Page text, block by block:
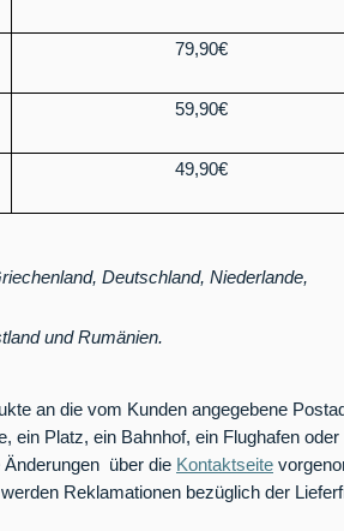
79,90€
59,90€
49,90€
Deutschland, Niederlande,
und Rumänien.
an die vom Kunden angegebene
ein Platz, ein Bahnhof, ein Flughafen oder
Änderungen über die Kontaktseite
Reklamationen bezüglich der